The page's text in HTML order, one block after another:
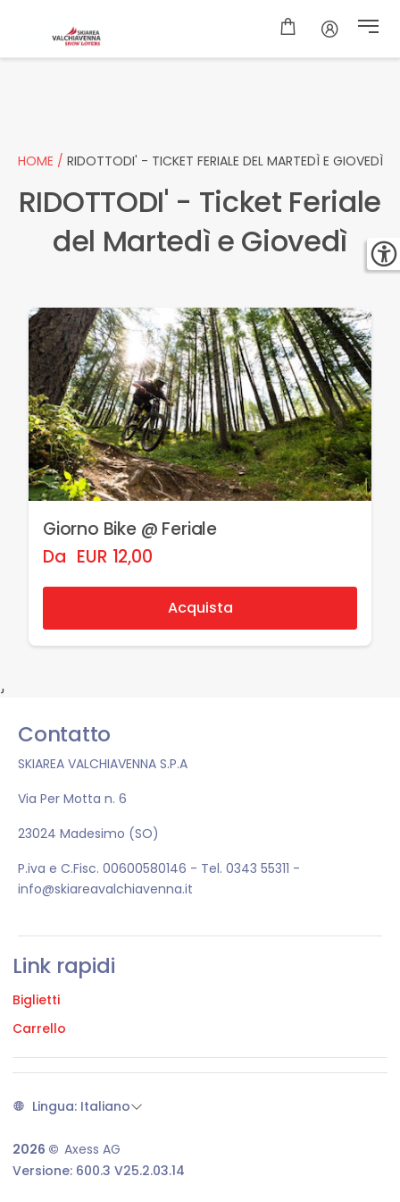
HOME / RIDOTTODI' - TICKET FERIALE DEL MARTEDÌ E GIOVEDÌ
RIDOTTODI' - Ticket Feriale
del Martedì e Giovedì
Giorno Bike @ Feriale
Da EUR 12,00
Acquista
}
Contatto
SKIAREA VALCHIAVENNA S.P.A
Via Per Motta n. 6
23024 Madesimo (SO)
P.iva e C.Fisc. 00600580146 - Tel. 0343 55311 -
info@skiareavalchiavenna.it
Link rapidi
Biglietti
Carrello
Lingua: Italiano
2026 © Axess AG
Versione: 600.3 V25.2.03.14